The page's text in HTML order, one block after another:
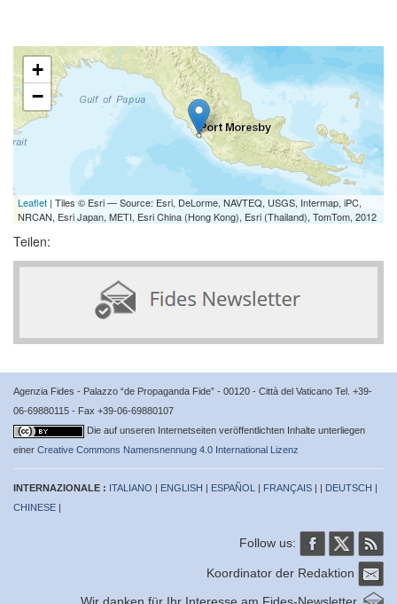
+
−
Leaflet | Tiles © Esri — Source: Esri, DeLorme, NAVTEQ, USGS, Intermap, iPC,
NRCAN, Esri Japan, METI, Esri China (Hong Kong), Esri (Thailand), TomTom, 2012
Teilen:
Agenzia Fides - Palazzo “de Propaganda Fide” - 00120 - Città del Vaticano Tel. +39-
06-69880115 - Fax +39-06-69880107
Die auf unseren Internetseiten veröffentlichten Inhalte unterliegen
einer Creative Commons Namensnennung 4.0 International Lizenz
INTERNAZIONALE : ITALIANO | ENGLISH | ESPAÑOL | FRANÇAIS | | DEUTSCH |
CHINESE |
Follow us:
Koordinator der Redaktion